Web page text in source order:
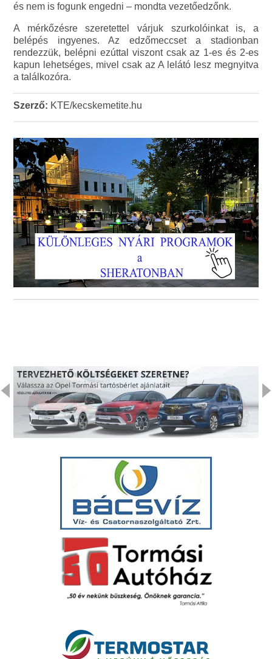
és nem is fogunk engedni – mondta vezetőedzőnk.
A mérkőzésre szeretettel várjuk szurkolóinkat is, a
belépés ingyenes. Az edzőmeccset a stadionban
rendezzük, belépni ezúttal viszont csak az 1-es és 2-es
kapun lehetséges, mivel csak az A lelátó lesz megnyitva
a találkozóra.
Szerző: KTE/kecskemetite.hu